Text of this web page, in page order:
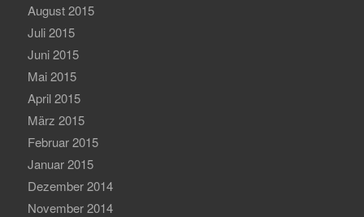
August 2015
Juli 2015
Juni 2015
Mai 2015
April 2015
März 2015
Februar 2015
Januar 2015
Dezember 2014
November 2014